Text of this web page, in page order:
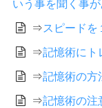
いう事を聞く事が
⇒スピードを
⇒記憶術にト
⇒記憶術の方
⇒記憶術の注